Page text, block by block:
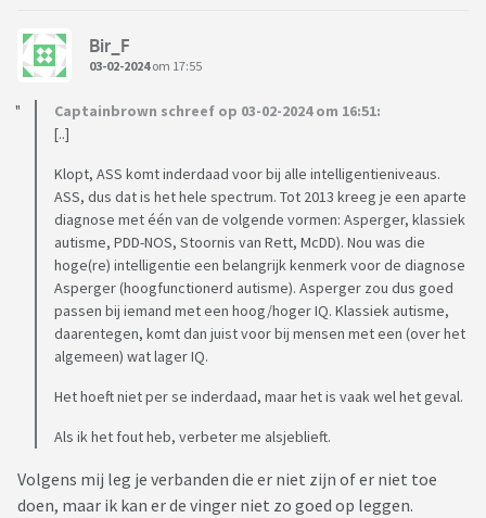
Bir_F
03-02-2024om 17:55
Captainbrown schreef op 03-02-2024 om 16:51:
[..]
Klopt, ASS komt inderdaad voor bij alle intelligentieniveaus.
ASS, dus dat is het hele spectrum. Tot 2013 kreeg je een aparte
diagnose met één van de volgende vormen: Asperger, klassiek
autisme, PDD-NOS, Stoornis van Rett, McDD). Nou was die
hoge(re) intelligentie een belangrijk kenmerk voor de diagnose
Asperger (hoogfunctionerd autisme). Asperger zou dus goed
passen bij iemand met een hoog/hoger IQ. Klassiek autisme,
daarentegen, komt dan juist voor bij mensen met een (over het
algemeen) wat lager IQ.
Het hoeft niet per se inderdaad, maar het is vaak wel het geval.
Als ik het fout heb, verbeter me alsjeblieft.
Volgens mij leg je verbanden die er niet zijn of er niet toe
doen, maar ik kan er de vinger niet zo goed op leggen.